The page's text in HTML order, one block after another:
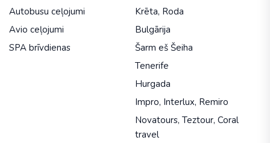
Autobusu ceļojumi
Avio ceļojumi
SPA brīvdienas
Krēta, Roda
Bulgārija
Šarm eš Šeiha
Tenerife
Hurgada
Impro, Interlux, Remiro
Novatours, Teztour, Coral
travel